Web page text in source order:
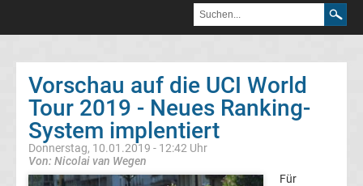
Hallenrennen
Radsport
Fahrertypen
Vorschau auf die UCI World
Tour 2019 - Neues Ranking-
System implentiert
Donnerstag, 10.01.2019 - 12:42 Uhr
Von: Nicolai van Wegen
Für